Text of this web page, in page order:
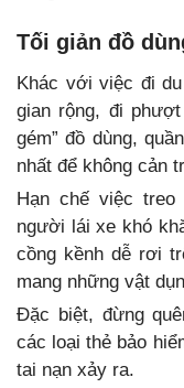
Tối giản đồ
Khác với việc đi
gian rộng, đi
gém” đồ dùng,
nhất để không cản
Hạn chế việc
người lái xe khó
cồng kềnh dễ rơi
mang những vật
Đặc biệt, đừng
các loại thẻ bảo
tai nạn xảy ra.